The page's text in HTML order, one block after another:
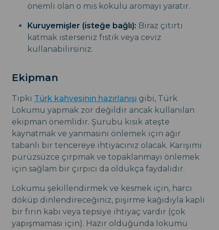
önemli olan o mis kokulu aromayı yaratır.
Kuruyemişler (isteğe bağlı): Biraz çıtırtı
katmak isterseniz fıstık veya ceviz
kullanabilirsiniz.
Ekipman
Tıpkı Türk kahvesinin hazırlanışı gibi, Türk
Lokumu yapmak zor değildir ancak kullanılan
ekipman önemlidir. Şurubu kısık ateşte
kaynatmak ve yanmasını önlemek için ağır
tabanlı bir tencereye ihtiyacınız olacak. Karışımı
pürüzsüzce çırpmak ve topaklanmayı önlemek
için sağlam bir çırpıcı da oldukça faydalıdır.
Lokumu şekillendirmek ve kesmek için, harcı
döküp dinlendireceğiniz, pişirme kağıdıyla kaplı
bir fırın kabı veya tepsiye ihtiyaç vardır (çok
yapışmaması için). Hazır olduğunda lokumu